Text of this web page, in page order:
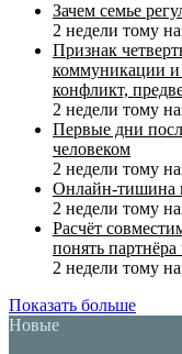
Зачем семье
2 недели тому
Признак
коммуникации и
конфликт,
2 недели тому
Первые дни
человеком
2 недели тому
Онлайн-тишина
2 недели тому
Расчёт
понять партнёра
2 недели тому
Показать больше
Новые